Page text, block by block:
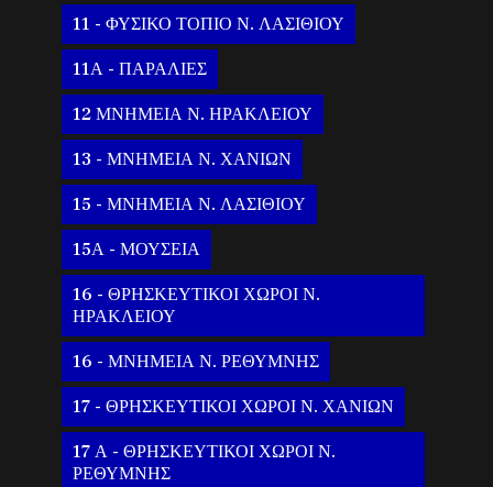
11 - ΦΥΣΙΚΟ ΤΟΠΙΟ Ν. ΛΑΣΙΘΙΟΥ
11Α - ΠΑΡΑΛΙΕΣ
12 ΜΝΗΜΕΙΑ Ν. ΗΡΑΚΛΕΙΟΥ
13 - ΜΝΗΜΕΙΑ Ν. ΧΑΝΙΩΝ
15 - ΜΝΗΜΕΙΑ Ν. ΛΑΣΙΘΙΟΥ
15Α - ΜΟΥΣΕΙΑ
16 - ΘΡΗΣΚΕΥΤΙΚΟΙ ΧΩΡΟΙ Ν.
ΗΡΑΚΛΕΙΟΥ
16 - ΜΝΗΜΕΙΑ Ν. ΡΕΘΥΜΝΗΣ
17 - ΘΡΗΣΚΕΥΤΙΚΟΙ ΧΩΡΟΙ Ν. ΧΑΝΙΩΝ
17 Α - ΘΡΗΣΚΕΥΤΙΚΟΙ ΧΩΡΟΙ Ν.
ΡΕΘΥΜΝΗΣ